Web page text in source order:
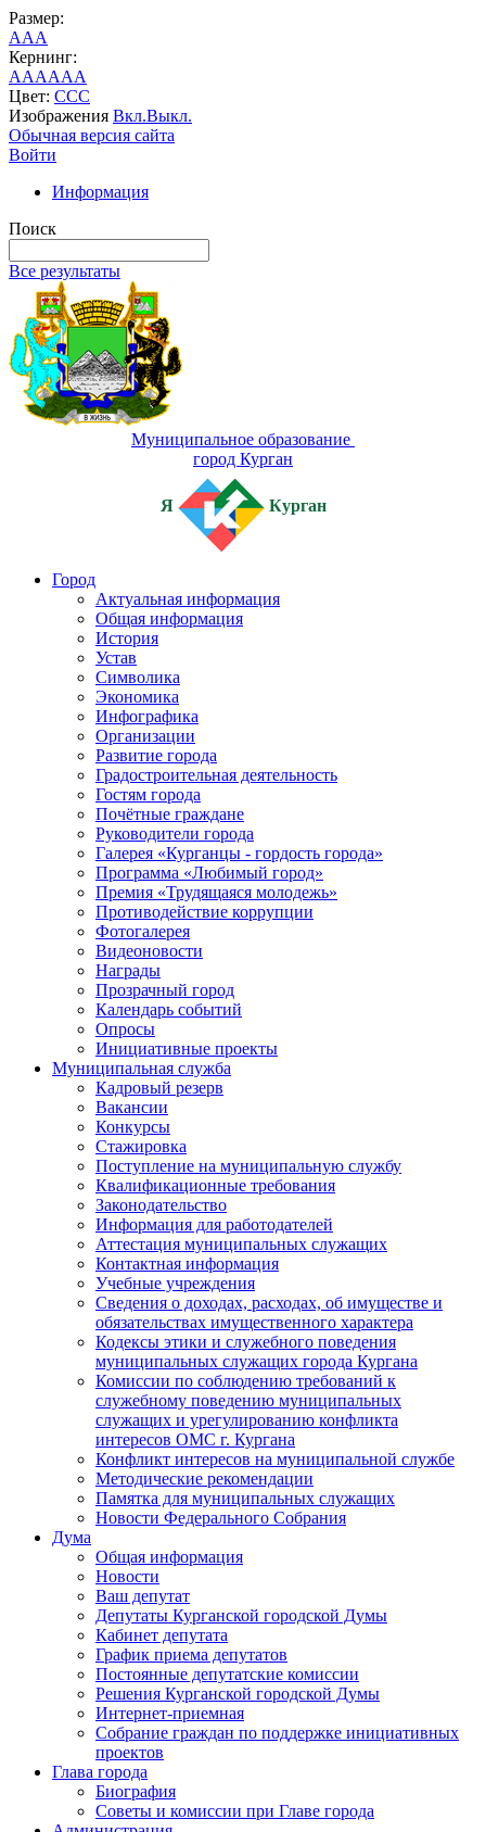
Размер:
AAA
Кернинг:
AAAAAA
Цвет: CCC
Изображения Вкл.Выкл.
Обычная версия сайта
Войти
Информация
Поиск
Все результаты
Муниципальное образование
город Курган
Я Курган
Город
Актуальная информация
Общая информация
История
Устав
Символика
Экономика
Инфографика
Организации
Развитие города
Градостроительная деятельность
Гостям города
Почётные граждане
Руководители города
Галерея «Курганцы - гордость города»
Программа «Любимый город»
Премия «Трудящаяся молодежь»
Противодействие коррупции
Фотогалерея
Видеоновости
Награды
Прозрачный город
Календарь событий
Опросы
Инициативные проекты
Муниципальная служба
Кадровый резерв
Вакансии
Конкурсы
Стажировка
Поступление на муниципальную службу
Квалификационные требования
Законодательство
Информация для работодателей
Аттестация муниципальных служащих
Контактная информация
Учебные учреждения
Сведения о доходах, расходах, об имуществе и
обязательствах имущественного характера
Кодексы этики и служебного поведения
муниципальных служащих города Кургана
Комиссии по соблюдению требований к
служебному поведению муниципальных
служащих и урегулированию конфликта
интересов ОМС г. Кургана
Конфликт интересов на муниципальной службе
Методические рекомендации
Памятка для муниципальных служащих
Новости Федерального Cобрания
Дума
Общая информация
Новости
Ваш депутат
Депутаты Курганской городской Думы
Кабинет депутата
График приема депутатов
Постоянные депутатские комиссии
Решения Курганской городской Думы
Интернет-приемная
Собрание граждан по поддержке инициативных
проектов
Глава города
Биография
Советы и комиссии при Главе города